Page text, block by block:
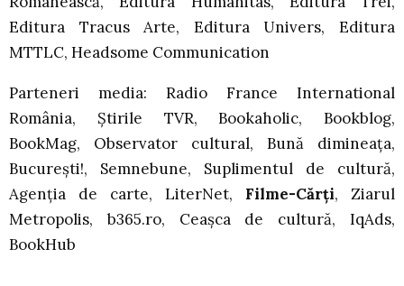
Editura Tracus Arte, Editura Univers, Editura
MTTLC, Headsome Communication
Parteneri media: Radio France International
România, Știrile TVR, Bookaholic, Bookblog,
BookMag, Observator cultural, Bună dimineața,
București!, Semnebune, Suplimentul de cultură,
Agenția de carte, LiterNet, Filme-Cărți, Ziarul
Metropolis, b365.ro, Ceașca de cultură, IqAds,
BookHub